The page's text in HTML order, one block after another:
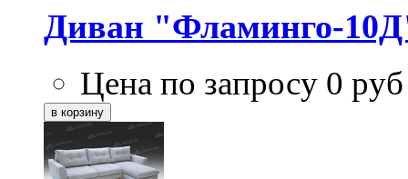
Диван "Фламинго-
Цена по запросу 0 руб